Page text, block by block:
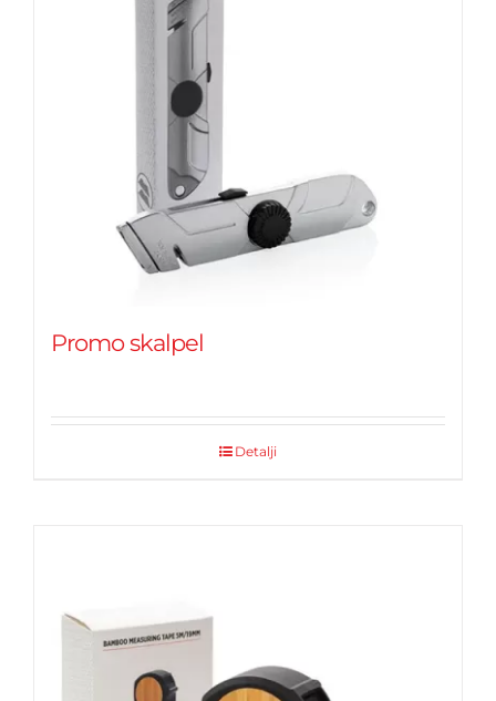
Promo skalpel
Detalji